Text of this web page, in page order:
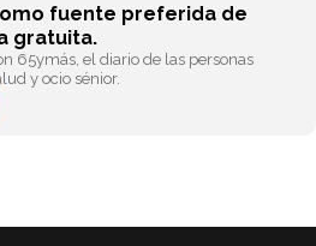
fuente preferida de
gratuita.
65ymás, el diario de las personas
y ocio sénior.